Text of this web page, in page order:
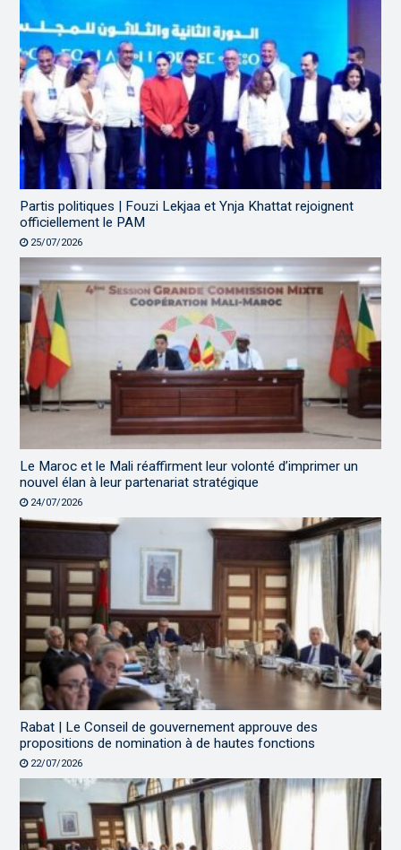
Partis politiques | Fouzi Lekjaa et Ynja Khattat rejoignent
officiellement le PAM
25/07/2026
Le Maroc et le Mali réaffirment leur volonté d’imprimer un
nouvel élan à leur partenariat stratégique
24/07/2026
Rabat | Le Conseil de gouvernement approuve des
propositions de nomination à de hautes fonctions
22/07/2026